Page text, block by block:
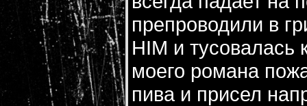
препроводили в
HIM и тусовалась
моего романа
пива и присел